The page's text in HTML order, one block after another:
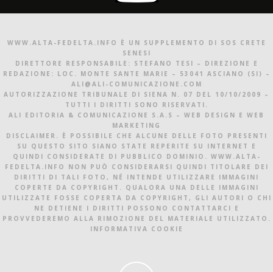
WWW.ALTA-FEDELTA.INFO È UN SUPPLEMENTO DI SOS CRETE
SENESI
DIRETTORE RESPONSABILE: STEFANO TESI – DIREZIONE E
REDAZIONE: LOC. MONTE SANTE MARIE – 53041 ASCIANO (SI) –
ALI@ALI-COMUNICAZIONE.COM
AUTORIZZAZIONE TRIBUNALE DI SIENA N. 07 DEL 10/10/2009 –
TUTTI I DIRITTI SONO RISERVATI.
ALI EDITORIA & COMUNICAZIONE S.A.S – WEB DESIGN E WEB
MARKETING
DISCLAIMER. È POSSIBILE CHE ALCUNE DELLE FOTO PRESENTI
SU QUESTO SITO SIANO STATE REPERITE SU INTERNET E
QUINDI CONSIDERATE DI PUBBLICO DOMINIO. WWW.ALTA-
FEDELTA.INFO NON PUÒ CONSIDERARSI QUINDI TITOLARE DEI
DIRITTI DI TALI FOTO, NÉ INTENDE UTILIZZARE IMMAGINI
COPERTE DA COPYRIGHT. QUALORA UNA DELLE IMMAGINI
UTILIZZATE FOSSE COPERTA DA COPYRIGHT, GLI AUTORI O CHI
NE DETIENE I DIRITTI POSSONO CONTATTARCI E
PROVVEDEREMO ALLA RIMOZIONE DEL MATERIALE UTILIZZATO.
INFORMATIVA COOKIE